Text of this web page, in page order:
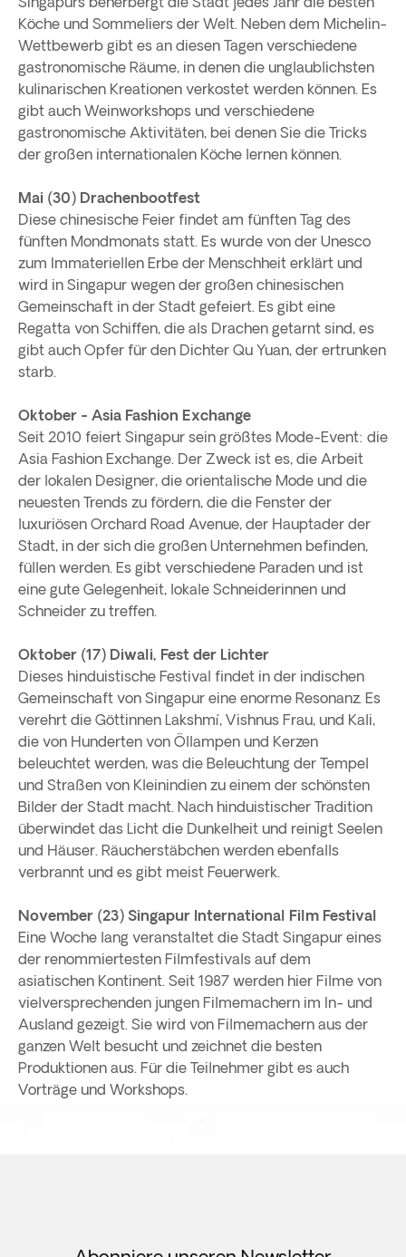
Köche und Sommeliers der Welt. Neben dem Michelin-
Wettbewerb gibt es an diesen Tagen verschiedene
gastronomische Räume, in denen die unglaublichsten
kulinarischen Kreationen verkostet werden können. Es
gibt auch Weinworkshops und verschiedene
gastronomische Aktivitäten, bei denen Sie die Tricks
der großen internationalen Köche lernen können.
Mai (30) Drachenbootfest
Diese chinesische Feier findet am fünften Tag des
fünften Mondmonats statt. Es wurde von der Unesco
zum Immateriellen Erbe der Menschheit erklärt und
wird in Singapur wegen der großen chinesischen
Gemeinschaft in der Stadt gefeiert. Es gibt eine
Regatta von Schiffen, die als Drachen getarnt sind, es
gibt auch Opfer für den Dichter Qu Yuan, der ertrunken
starb.
Oktober - Asia Fashion Exchange
Seit 2010 feiert Singapur sein größtes Mode-Event: die
Asia Fashion Exchange. Der Zweck ist es, die Arbeit
der lokalen Designer, die orientalische Mode und die
neuesten Trends zu fördern, die die Fenster der
luxuriösen Orchard Road Avenue, der Hauptader der
Stadt, in der sich die großen Unternehmen befinden,
füllen werden. Es gibt verschiedene Paraden und ist
eine gute Gelegenheit, lokale Schneiderinnen und
Schneider zu treffen.
Oktober (17) Diwali, Fest der Lichter
Dieses hinduistische Festival findet in der indischen
Gemeinschaft von Singapur eine enorme Resonanz. Es
verehrt die Göttinnen Lakshmí, Vishnus Frau, und Kali,
die von Hunderten von Öllampen und Kerzen
beleuchtet werden, was die Beleuchtung der Tempel
und Straßen von Kleinindien zu einem der schönsten
Bilder der Stadt macht. Nach hinduistischer Tradition
überwindet das Licht die Dunkelheit und reinigt Seelen
und Häuser. Räucherstäbchen werden ebenfalls
verbrannt und es gibt meist Feuerwerk.
November (23) Singapur International Film Festival
Eine Woche lang veranstaltet die Stadt Singapur eines
der renommiertesten Filmfestivals auf dem
asiatischen Kontinent. Seit 1987 werden hier Filme von
vielversprechenden jungen Filmemachern im In- und
Ausland gezeigt. Sie wird von Filmemachern aus der
ganzen Welt besucht und zeichnet die besten
Produktionen aus. Für die Teilnehmer gibt es auch
Vorträge und Workshops.